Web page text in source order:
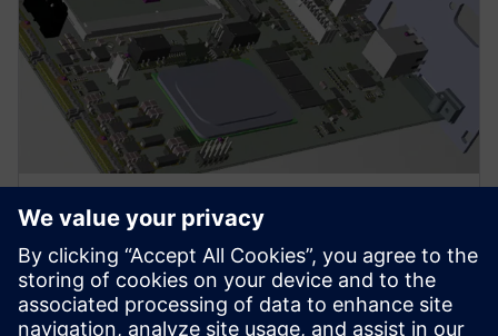
白皮书
电子接口的设计生命周期
设计和验证下一代电子系统中的高速接口可能非常困
难，而产品、流程和组织的复杂性更让这一状况雪上